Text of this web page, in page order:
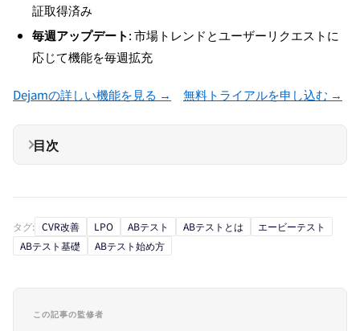
証取得済み
毎週アップデート: 市場トレンドとユーザーリクエストに
応じて機能を毎週拡充
Dejamの詳しい機能を見る → 無料トライアルを申し込む →
目次
タグ: CVR改善 LPO ABテスト ABテストとは
エービーテスト
ABテスト基礎
ABテスト始め方
この記事の監修者